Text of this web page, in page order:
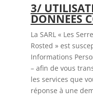
3/
DONNEES
La SARL « Les
Rosted » est
Informations
– afin de vous
les services que
réponse à une